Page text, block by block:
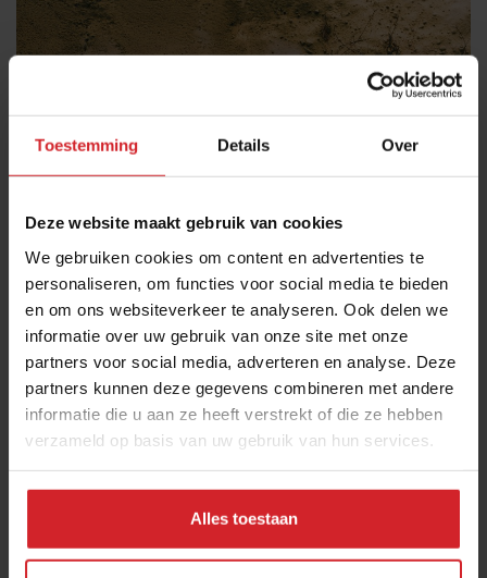
Toestemming Details Over
Deze website maakt gebruik van cookies
We gebruiken cookies om content en advertenties te
personaliseren, om functies voor social media te bieden
en om ons websiteverkeer te analyseren. Ook delen we
informatie over uw gebruik van onze site met onze
partners voor social media, adverteren en analyse. Deze
partners kunnen deze gegevens combineren met andere
informatie die u aan ze heeft verstrekt of die ze hebben
verzameld op basis van uw gebruik van hun services.
Alles toestaan
Holland is heerlijk
6 december 2014 | 2 min